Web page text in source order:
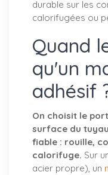
durable sur les
calorifugées ou
Quand
qu'un
adhésif
On choisit le
surface du
fiable : rouille,
calorifuge. Sur
acier propre), un